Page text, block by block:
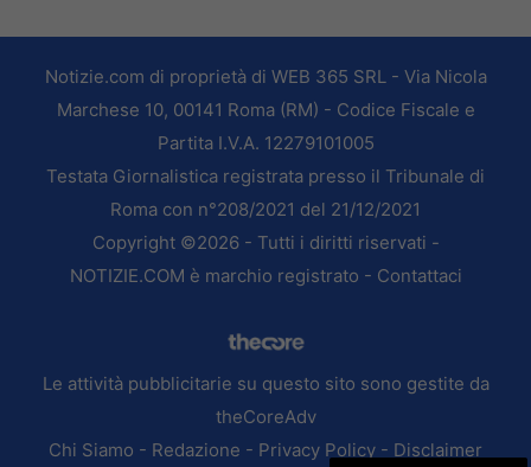
Notizie.com di proprietà di WEB 365 SRL - Via Nicola
Marchese 10, 00141 Roma (RM) - Codice Fiscale e
Partita I.V.A. 12279101005
Testata Giornalistica registrata presso il Tribunale di
Roma con n°208/2021 del 21/12/2021
Copyright ©2026 - Tutti i diritti riservati -
NOTIZIE.COM è marchio registrato - Contattaci
Le attività pubblicitarie su questo sito sono gestite da
theCoreAdv
Chi Siamo - Redazione - Privacy Policy - Disclaimer